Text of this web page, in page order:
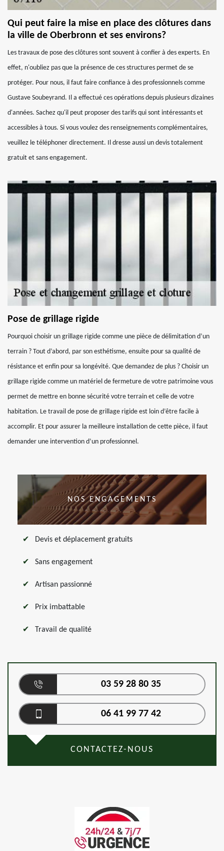
Qui peut faire la mise en place des clôtures dans
la ville de Oberbronn et ses environs?
Les travaux de pose des clôtures sont souvent à confier à des experts. En
effet, n'oubliez pas que la présence de ces structures permet de se
protéger. Pour nous, il faut faire confiance à des professionnels comme
Gustave Soubeyrand. Il a effectué ces opérations depuis plusieurs dizaines
d'années. Sachez qu'il peut proposer des tarifs qui sont intéressants et
accessibles à tous. Si vous voulez des renseignements complémentaires,
veuillez le téléphoner directement. Il dresse aussi un devis totalement
gratuit et sans engagement.
Pose de grillage rigide
Pourquoi choisir un grillage rigide comme une pièce de délimitation d’un
terrain ? Tout d’abord, par son esthétisme, ensuite pour sa qualité de
résistance et enfin pour sa longévité. Que demandez de plus ? Choisir un
grillage rigide comme un matériel de fermeture de votre patrimoine vous
permet de mettre en bonne sécurité votre terrain et celle de votre
habitation. Le travail de pose de grillage rigide est loin d’être facile à
accomplir. Et pour assurer la meilleure installation de cette pièce, il faut
demander une intervention d’un professionnel.
NOS ENGAGEMENTS
Devis et déplacement gratuits
Sans engagement
Artisan passionné
Prix imbattable
Travail de qualité
03 59 28 80 35
06 41 99 77 42
CONTACTEZ-NOUS